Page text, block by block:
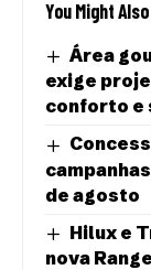
You Might
Área
exige
conforto e
de agosto
Hilux e
nova